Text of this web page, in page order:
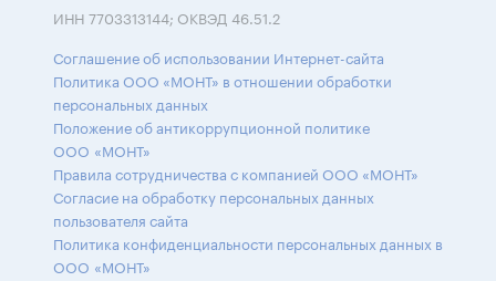
ИНН 7703313144; ОКВЭД 46.51.2
Соглашение об использовании Интернет-сайта
Политика ООО «МОНТ» в отношении обработки
персональных данных
Положение об антикоррупционной политике
ООО «МОНТ»
Правила сотрудничества с компанией ООО «МОНТ»
Согласие на обработку персональных данных
пользователя сайта
Политика конфиденциальности персональных данных в
ООО «МОНТ»